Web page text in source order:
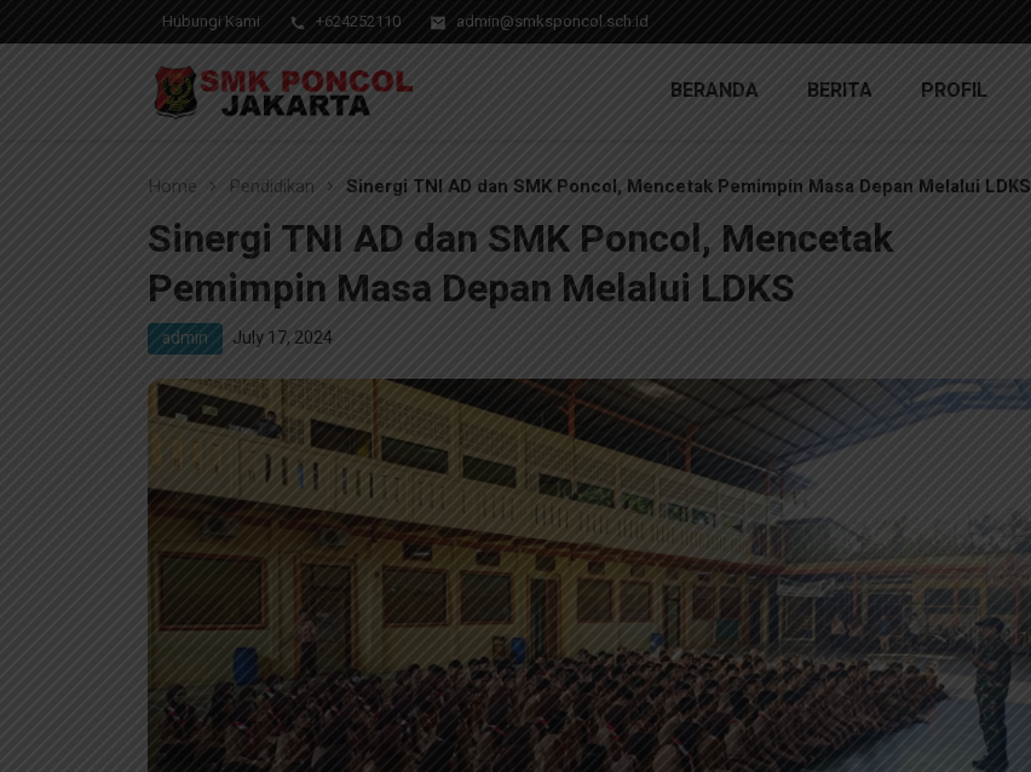
Hubungi Kami +624252110 admin@smksponcol.sch.id
SMK Poncol Jakarta
Pendidikan Berkwalitas, Masa Depan Unggul
BERANDA BERITA PROFIL
Home Pendidikan Sinergi TNI AD dan SMK Poncol, Mencetak Pemimpin Masa Depan Melalui LDKS
Sinergi TNI AD dan SMK Poncol, Mencetak
Pemimpin Masa Depan Melalui LDKS
admin July 17, 2024